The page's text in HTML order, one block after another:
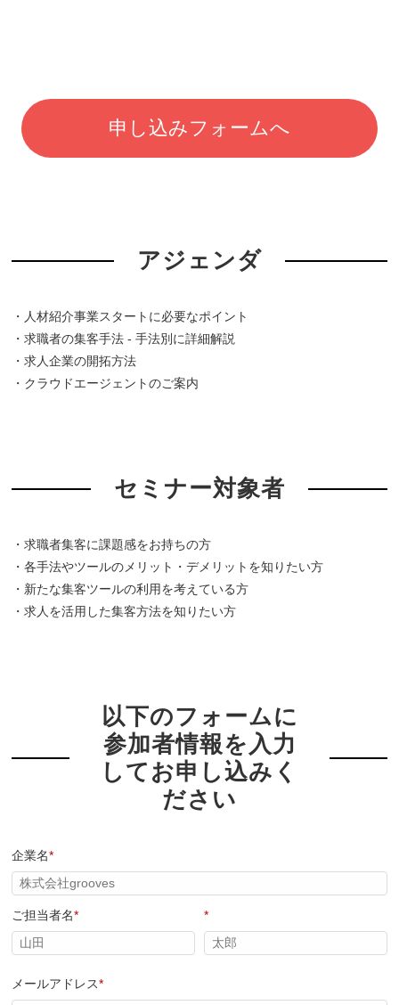
申し込みフォームへ
アジェンダ
・人材紹介事業スタートに必要なポイント
・求職者の集客手法 - 手法別に詳細解説
・求人企業の開拓方法
・クラウドエージェントのご案内
セミナー対象者
・求職者集客に課題感をお持ちの方
・各手法やツールのメリット・デメリットを知りたい方
・新たな集客ツールの利用を考えている方
・求人を活用した集客方法を知りたい方
以下のフォームに
参加者情報を入力
してお申し込みく
ださい
*
企業名
*
ご担当者名 *
*
メールアドレス